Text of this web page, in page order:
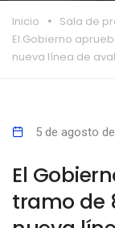
Inicio
Sala de
El Gobierno
nueva línea de
5 de agosto
El
tramo de